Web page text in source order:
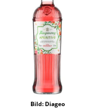
Bild: Diageo